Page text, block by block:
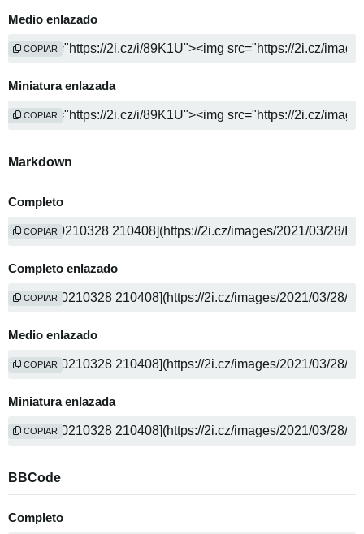
Medio enlazado
COPIAR
Miniatura enlazada
COPIAR
Markdown
Completo
COPIAR
Completo enlazado
COPIAR
Medio enlazado
COPIAR
Miniatura enlazada
COPIAR
BBCode
Completo